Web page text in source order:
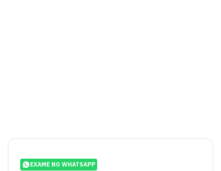
EXAME NO WHATSAPP